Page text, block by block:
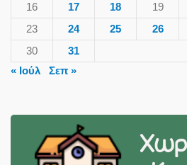
16
17 18 19
23
24 25 26
30
31
« Ιούλ
Σεπ »